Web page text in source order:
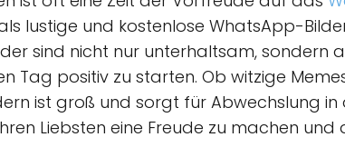
lustige und kostenlose WhatsApp-
sind nicht nur unterhaltsam, sondern
Tag positiv zu starten. Ob witzige
ist groß und sorgt für Abwechslung in
Liebsten eine Freude zu machen